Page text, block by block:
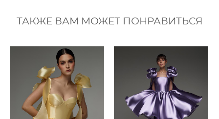
ТАКЖЕ ВАМ МОЖЕТ ПОНРАВИТЬСЯ